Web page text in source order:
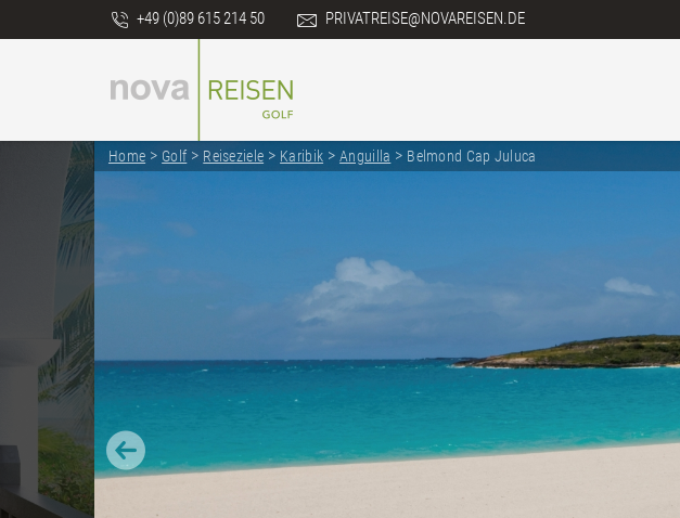
+49 (0)89 615 214 50 PRIVATREISE@NOVAREISEN.DE
Home > Golf > Reiseziele > Karibik >Anguilla > Belmond Cap Juluca